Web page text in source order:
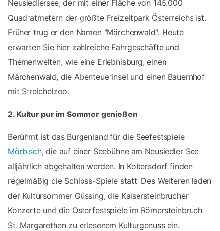
Neusiedlersee, der mit einer Fläche von 145.000
Quadratmetern der größte Freizeitpark Österreichs ist.
Früher trug er den Namen "Märchenwald". Heute
erwarten Sie hier zahlreiche Fahrgeschäfte und
Themenwelten, wie eine Erlebnisburg, einen
Märchenwald, die Abenteuerinsel und einen Bauernhof
mit Streichelzoo.
2. Kultur pur im Sommer genießen
Berühmt ist das Burgenland für die Seefestspiele
Mörbisch, die auf einer Seebühne am Neusiedler See
alljährlich abgehalten werden. In Kobersdorf finden
regelmäßig die Schloss-Spiele statt. Des Weiteren laden
der Kultursommer Güssing, die Kaisersteinbrucher
Konzerte und die Osterfestspiele im Römersteinbruch
St. Margarethen zu erlesenem Kulturgenuss ein.